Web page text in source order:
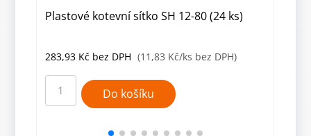
Plastové kotevní sítko SH 12-80 (24 ks)
283,93 Kč bez DPH (11,83 Kč/ks bez DPH)
Plastové
kotevní
sítko
SH
Do košíku